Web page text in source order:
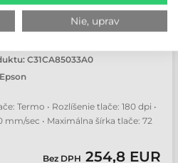
T88V POKLADNIČNÁ
C31CA85033A0
Epson
Termo • Rozlíšenie tlače: 180 dpi •
sec • Maximálna šírka tlače: 72
Bez DPH 254,8 EUR
Nie, uprav